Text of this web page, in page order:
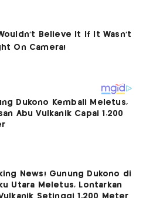
Dukono Kembali Meletus,
Abu Vulkanik Capai 1.200
News! Gunung Dukono di
Utara Meletus, Lontarkan
Setinggi 1.200 Meter